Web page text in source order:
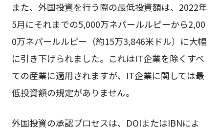
また、外国投資を行う際の最低投資額は、2022年
5月にそれまでの5,000万ネパールルピーから2,00
0万ネパールルピー（約15万3,846米ドル）に大幅
に引き下げられました。これはIT企業を除くすべ
ての産業に適用されますが、IT企業に関しては最
低投資額の規定がありません。
外国投資の承認プロセスは、DOIまたはIBNによ